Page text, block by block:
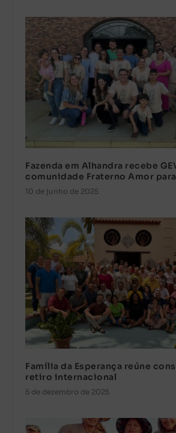
Fazenda em Alhandra recebe
comunidade Fraterno Amor
10 de junho de 2025
Família da Esperança reúne
retiro internacional
5 de dezembro de 2025